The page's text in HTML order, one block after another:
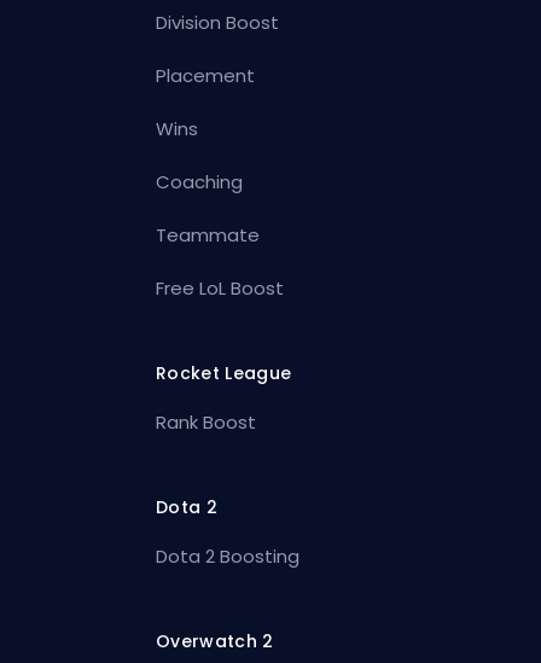
Division Boost
Placement
Wins
Coaching
Teammate
Free LoL Boost
Rocket League
Rank Boost
Dota 2
Dota 2 Boosting
Overwatch 2